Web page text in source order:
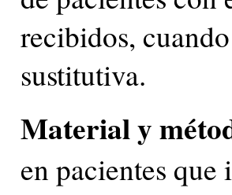
recibidos,
sustitutiva.
Material y
en pacientes